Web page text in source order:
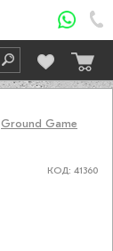
Ground Game
КОД: 41360